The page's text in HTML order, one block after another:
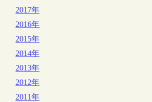
2017年
2016年
2015年
2014年
2013年
2012年
2011年